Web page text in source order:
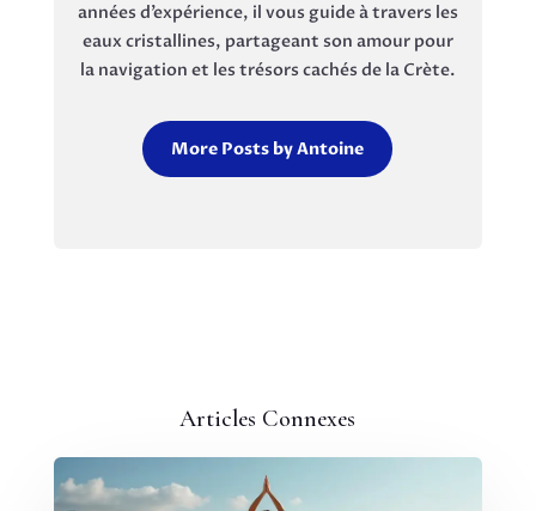
années d’expérience, il vous guide à travers les
eaux cristallines, partageant son amour pour
la navigation et les trésors cachés de la Crète.
More Posts by Antoine
Articles Connexes